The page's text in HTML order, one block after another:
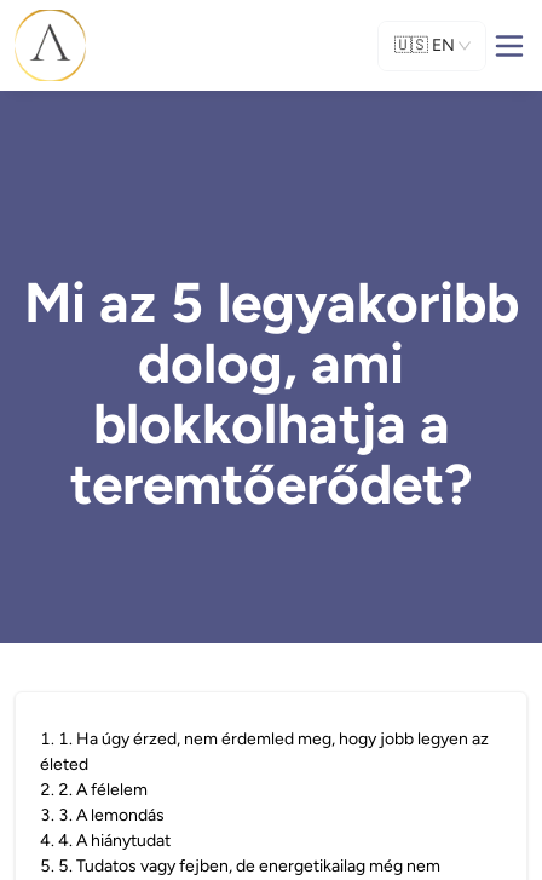
🇺🇸 EN
Mi az 5 legyakoribb
dolog, ami
blokkolhatja a
teremtőerődet?
1. 1. Ha úgy érzed, nem érdemled meg, hogy jobb legyen az
életed
2. 2. A félelem
3. 3. A lemondás
4.4. A hiánytudat
5. 5. Tudatos vagy fejben, de energetikailag még nem